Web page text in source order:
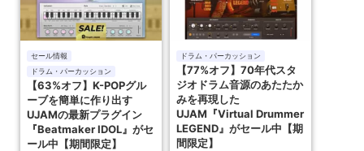
セール情報
ドラム・パーカッション
【63%オフ】K-POPグル
ーブを簡単に作り出す
UJAMの最新プラグイン
『Beatmaker IDOL』がセ
ール中【期間限定】
ドラム・パーカッション
【77%オフ】70年代スタ
ジオドラム音源のあたたか
みを再現した
UJAM『Virtual Drummer
LEGEND』がセール中【期
間限定】